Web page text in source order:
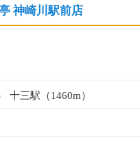
神崎川駅前店
十三駅（1460m）